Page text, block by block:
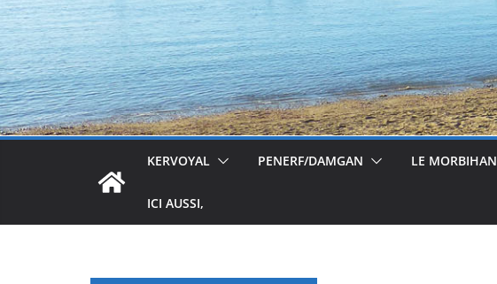
KERVOYAL PENERF/DAMGAN LE MORBIHAN
ICI AUSSI,